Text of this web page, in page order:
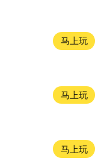
马上玩
马上玩
马上玩